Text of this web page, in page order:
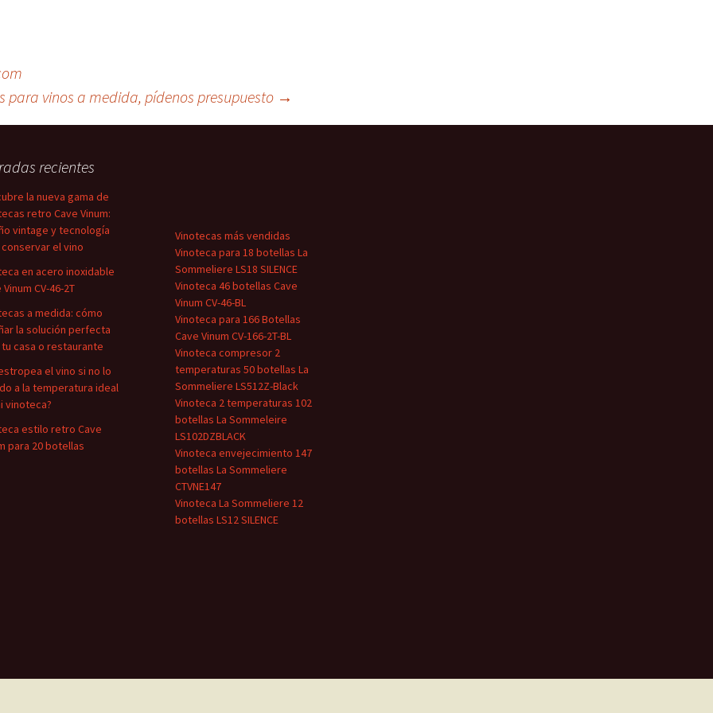
vinos a medida, pídenos presupuesto →
recientes
la nueva gama de
retro Cave Vinum:
vintage y tecnología
el vino
en acero inoxidable
Vinum CV-46-2T
a medida: cómo
la solución perfecta
casa o restaurante
el vino si no lo
a la temperatura ideal
vinoteca?
estilo retro Cave
para 20 botellas
Vinotecas más vendidas
Vinoteca para 18 botellas La
Sommeliere LS18 SILENCE
Vinoteca 46 botellas Cave
Vinum CV-46-BL
Vinoteca para 166 Botellas
Cave Vinum CV-166-2T-BL
Vinoteca compresor 2
temperaturas 50 botellas La
Sommeliere LS512Z-Black
Vinoteca 2 temperaturas 102
botellas La Sommeleire
LS102DZBLACK
Vinoteca envejecimiento 147
botellas La Sommeliere
CTVNE147
Vinoteca La Sommeliere 12
botellas LS12 SILENCE